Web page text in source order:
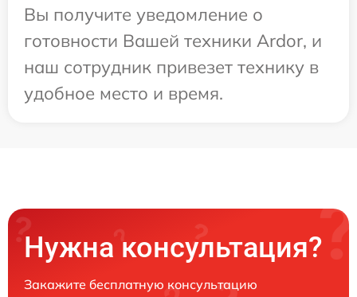
Вы получите уведомление о
готовности Вашей техники Ardor, и
наш сотрудник привезет технику в
удобное место и время.
Нужна консультация?
Закажите бесплатную консультацию